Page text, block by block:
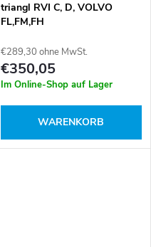
triangl RVI C, D, VOLVO
FL,FM,FH
€289,30 ohne MwSt.
€350,05
Im Online-Shop auf Lager
WARENKORB